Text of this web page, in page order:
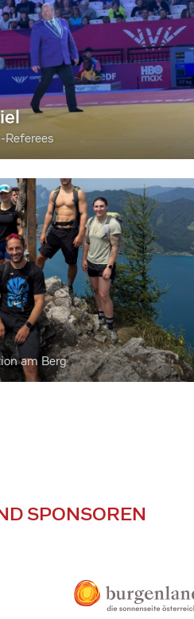
Referees
am Berg
SPONSOREN